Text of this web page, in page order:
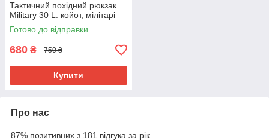
Тактичний похідний рюкзак
Military 30 L. койот, мілітарі
Готово до відправки
680 ₴ 750 ₴
Купити
Про нас
87% позитивних з 181 відгука за рік